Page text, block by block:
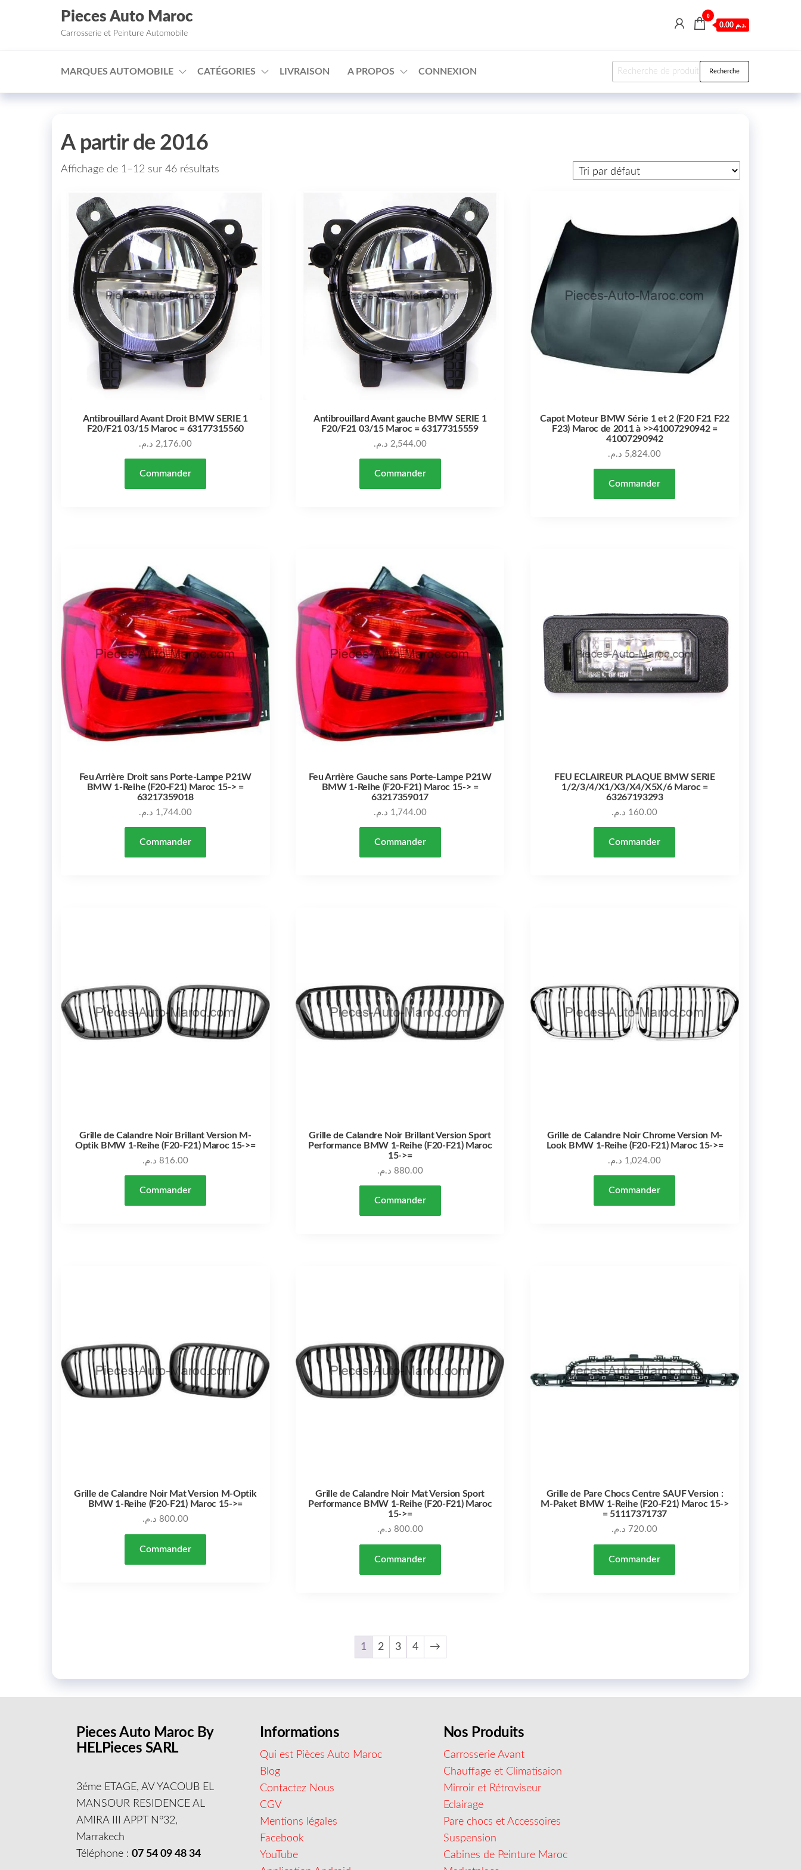
□
Aller au contenu
Pieces Auto Maroc
Carrosserie et Peinture Automobile
0
0.00 د.م.
MARQUES AUTOMOBILE CATÉGORIES LIVRAISON A PROPOS CONNEXION Recherche pour : Recherche
A partir de 2016
Affichage de 1–12 sur 46 résultats
Antibrouillard Avant Droit BMW SERIE 1
F20/F21 03/15 Maroc = 63177315560
2,176.00 د.م.
Commander
Antibrouillard Avant gauche BMW SERIE 1
F20/F21 03/15 Maroc = 63177315559
2,544.00 د.م.
Commander
Capot Moteur BMW Série 1 et 2 (F20 F21 F22
F23) Maroc de 2011 à >>41007290942 =
41007290942
5,824.00 د.م.
Commander
Feu Arrière Droit sans Porte-Lampe P21W
BMW 1-Reihe (F20-F21) Maroc 15-> =
63217359018
1,744.00 د.م.
Commander
Feu Arrière Gauche sans Porte-Lampe P21W
BMW 1-Reihe (F20-F21) Maroc 15-> =
63217359017
1,744.00 د.م.
Commander
FEU ECLAIREUR PLAQUE BMW SERIE
1/2/3/4/X1/X3/X4/X5X/6 Maroc =
63267193293
160.00 د.م.
Commander
Grille de Calandre Noir Brillant Version M-
Optik BMW 1-Reihe (F20-F21) Maroc 15->=
816.00 د.م.
Commander
Grille de Calandre Noir Brillant Version Sport
Performance BMW 1-Reihe (F20-F21) Maroc
15->=
880.00 د.م.
Commander
Grille de Calandre Noir Chrome Version M-
Look BMW 1-Reihe (F20-F21) Maroc 15->=
1,024.00 د.م.
Commander
Grille de Calandre Noir Mat Version M-Optik
BMW 1-Reihe (F20-F21) Maroc 15->=
800.00 د.م.
Commander
Grille de Calandre Noir Mat Version Sport
Performance BMW 1-Reihe (F20-F21) Maroc
15->=
800.00 د.م.
Commander
Grille de Pare Chocs Centre SAUF Version :
M-Paket BMW 1-Reihe (F20-F21) Maroc 15->
= 51117371737
720.00 د.م.
Commander
1 2 3 4 →
Pieces Auto Maroc By
HELPieces SARL
3éme ETAGE, AV YACOUB EL
MANSOUR RESIDENCE AL
AMIRA III APPT N°32,
Marrakech
Téléphone :07 54 09 48 34
Informations
Qui est Pièces Auto Maroc
Blog
Contactez Nous
CGV
Mentions légales
Facebook
YouTube
Nos Produits
Carrosserie Avant
Chauffage et Climatisaion
Mirroir et Rétroviseur
Eclairage
Pare chocs et Accessoires
Suspension
Cabines de Peinture Maroc